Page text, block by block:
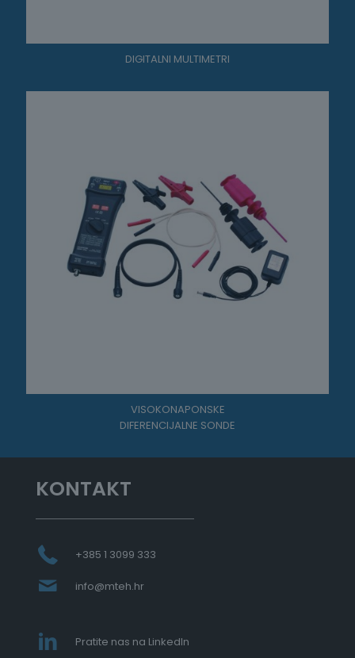
DIGITALNI MULTIMETRI
VISOKONAPONSKE
DIFERENCIJALNE SONDE
KONTAKT
+385 1 3099 333
info@mteh.hr
Pratite nas na LinkedIn